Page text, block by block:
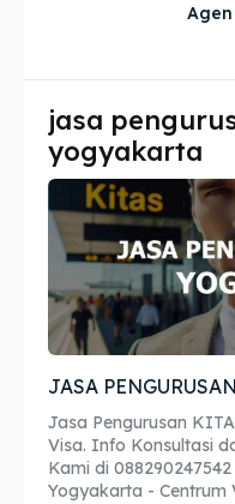
Imta
Legalisir
Apostille
Penerjemah
Asuransi
Blog
Imta
Legalisir
Apostille
Penerjemah
Asuransi
Blog
jasa
yogyakarta
JASA
Jasa Pengurusan
Visa. Info Konsultasi
Kami di 088290247542 Jasa Pengurusan KITAS
Yogyakarta - Centrum